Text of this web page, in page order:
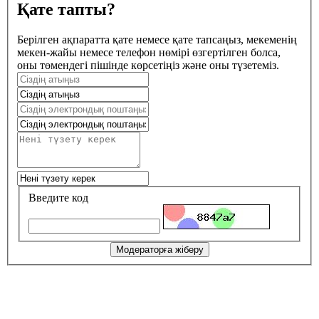
Қате тапты?
Берілген ақпаратта қате немесе қате тапсаңыз, мекеменің
мекен-жайы немесе телефон нөмірі өзгертілген болса,
оны төмендегі пішінде көрсетіңіз және оны түзетеміз.
Введите код
Модераторға жіберу